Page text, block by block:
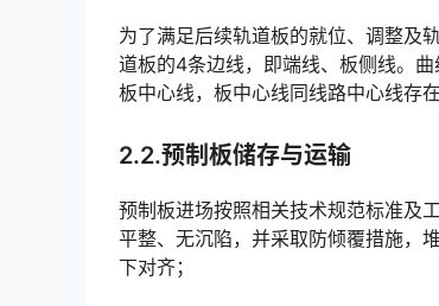
为了满足后续轨道板的就位、调整及
道板的4条边线，即端线、板侧线。
板中心线，板中心线同线路中心线存
2.2.预制板储存与运输
预制板进场按照相关技术规范标准及
平整、无沉陷，并采取防倾覆措施，
下对齐；󠅅󠅃󠄵󠅂󠄪󠇖󠆨󠆨󠇕󠆞󠆒󠅬󠇘󠆭󠆘󠇙󠆝󠅵󠇗󠆭󠆁󠄐󠇗󠅹󠅸󠇖󠆍󠅳󠇖󠅹󠅰󠇖󠆌󠅹